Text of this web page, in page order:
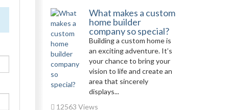
What makes a custom
home builder
company so special?
Building a custom home is
an exciting adventure. It’s
your chance to bring your
vision to life and create an
area that sincerely
displays...
12563 Views